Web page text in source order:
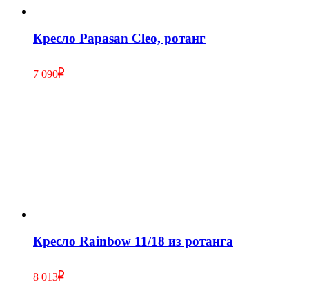
Кресло Papasan Cleo, ротанг
7 090
Кресло Rainbow 11/18 из ротанга
8 013